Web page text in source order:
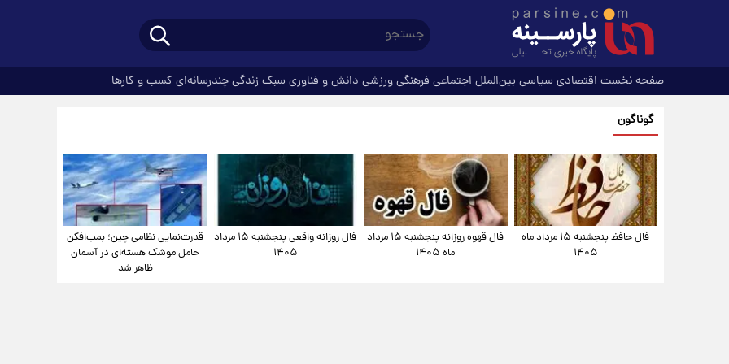
صفحه نخست اقتصادی سیاسی بین‌الملل اجتماعی فرهنگیورزشی دانش و فناوری سبک زندگیچندرسانه‌ای کسب و کارها
گوناگون
فال حافظ پنجشنبه ۱۵ مرداد ماه
۱۴۰۵
فال قهوه روزانه پنجشنبه ۱۵ مرداد
ماه ۱۴۰۵
فال روزانه واقعی پنجشنبه ۱۵ مرداد
۱۴۰۵
قدرت‌نمایی نظامی چین؛ بمب‌افکن
حامل موشک هسته‌ای در آسمان
ظاهر شد